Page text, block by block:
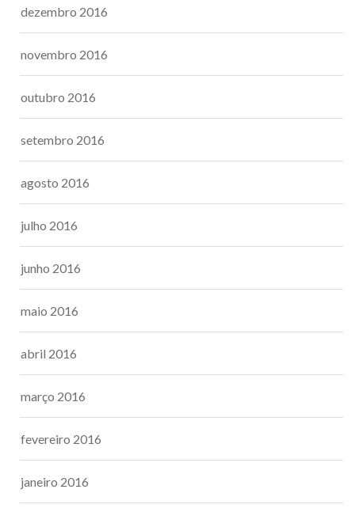
dezembro 2016
novembro 2016
outubro 2016
setembro 2016
agosto 2016
julho 2016
junho 2016
maio 2016
abril 2016
março 2016
fevereiro 2016
janeiro 2016